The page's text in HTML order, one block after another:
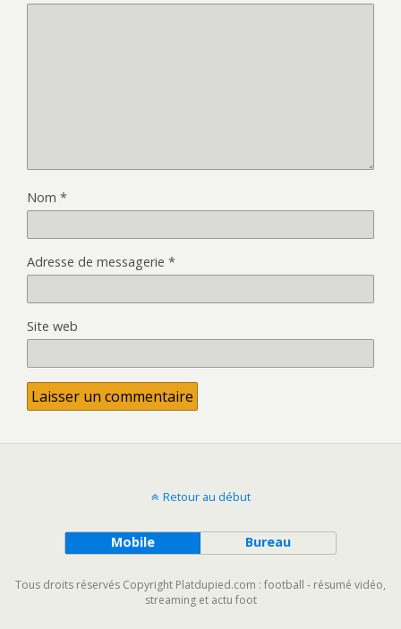
Nom *
Adresse de messagerie *
Site web
Retour au début
Mobile Bureau
Tous droits réservés Copyright Platdupied.com : football - résumé vidéo,
streaming et actu foot